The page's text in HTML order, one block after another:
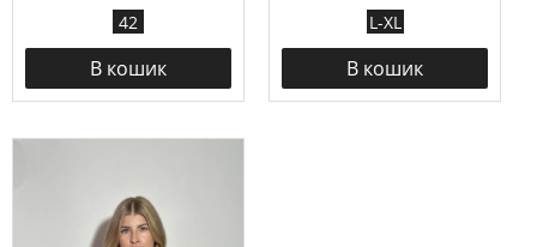
42
В кошик
L-XL
В кошик